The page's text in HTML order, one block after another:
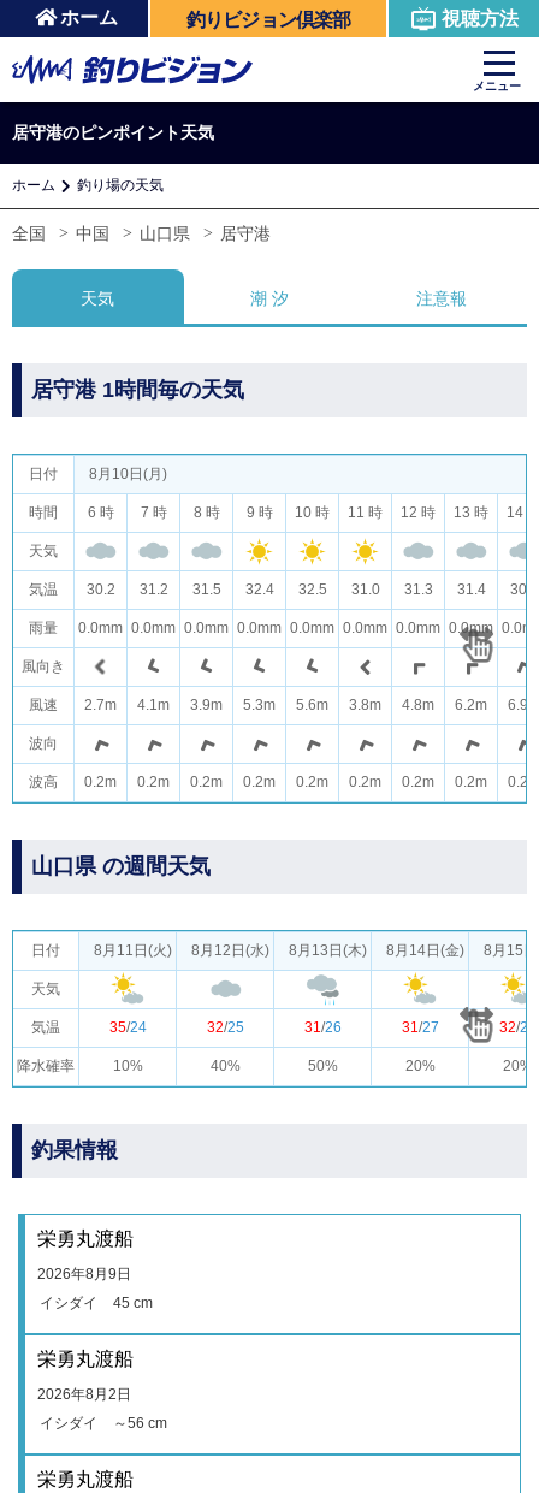
ホーム 釣りビジョン倶楽部 視聴方法
メニュー
居守港のピンポイント天気
ホーム 釣り場の天気
全国 中国 山口県 居守港
天気 潮 汐 注意報
居守港 1時間毎の天気
日付
時間
天気
気温
雨量
風向き
風速
波向
波高
8月10日(月)
6 時 7 時 8 時 9 時 10 時 11 時 12 時 13 時 14
30.2 31.2 31.5 32.4 32.5 31.0 31.3 31.4 30.4
0.0mm 0.0mm 0.0mm 0.0mm 0.0mm 0.0mm 0.0mm 0.0mm
2.7m 4.1m 3.9m 5.3m 5.6m 3.8m 4.8m 6.2m 6.9m
0.2m 0.2m 0.2m 0.2m 0.2m 0.2m 0.2m 0.2m 0.2m
山口県 の週間天気
日付
天気
気温
降水確率
8月11日(火) 8月12日(水) 8月13日(木) 8月14日(金) 8月15
35/24 32/25 31/26 31/27 32/27
10% 40% 50% 20% 20%
釣果情報
栄勇丸渡船
2026年8月9日
イシダイ
45 cm
栄勇丸渡船
2026年8月2日
イシダイ
～56 cm
栄勇丸渡船